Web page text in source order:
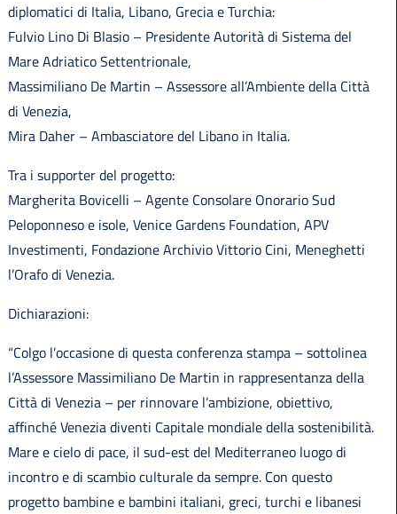
diplomatici di Italia, Libano, Grecia e Turchia:
Fulvio Lino Di Blasio – Presidente Autorità di Sistema del
Mare Adriatico Settentrionale,
Massimiliano De Martin – Assessore all’Ambiente della Città
di Venezia,
Mira Daher – Ambasciatore del Libano in Italia.
Tra i supporter del progetto:
Margherita Bovicelli – Agente Consolare Onorario Sud
Peloponneso e isole, Venice Gardens Foundation, APV
Investimenti, Fondazione Archivio Vittorio Cini, Meneghetti
l’Orafo di Venezia.
Dichiarazioni:
“Colgo l’occasione di questa conferenza stampa – sottolinea
l’Assessore Massimiliano De Martin in rappresentanza della
Città di Venezia – per rinnovare l’ambizione, obiettivo,
affinché Venezia diventi Capitale mondiale della sostenibilità.
Mare e cielo di pace, il sud-est del Mediterraneo luogo di
incontro e di scambio culturale da sempre. Con questo
progetto bambine e bambini italiani, greci, turchi e libanesi